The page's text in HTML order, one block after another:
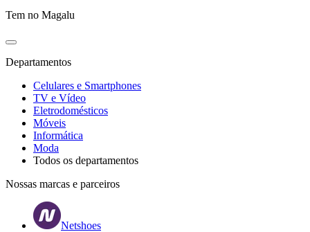
Tem no Magalu
Departamentos
Celulares e Smartphones
TV e Vídeo
Eletrodomésticos
Móveis
Informática
Moda
Todos os departamentos
Nossas marcas e parceiros
Netshoes